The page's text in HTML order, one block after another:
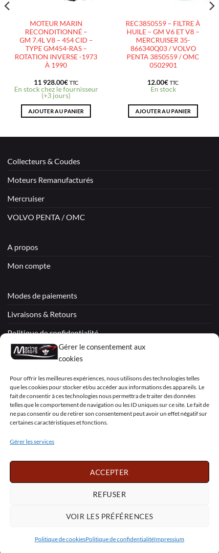
Gérer le consentement aux
cookies
Pour offrir les meilleures expériences, nous utilisons des technologies telles
que les cookies pour stocker et/ou accéder aux informations des appareils. Le
fait de consentir à ces technologies nous permettra de traiter des données
telles que le comportement de navigation ou les ID uniques sur ce site. Le fait de
ne pas consentir ou de retirer son consentement peut avoir un effet négatif sur
certaines caractéristiques et fonctions.
Gérer les services
ACCEPTER
REFUSER
VOIR LES PRÉFÉRENCES
Politique de cookiesPolitique de confidentialitéImpressium
MOTEUR MARIN
RECONDITIONNÉ –
GM 7.4L V8 – 454 CID –
TYPE GM454-RAS –
ROTATION INVERSE -1973
À 1990
11 928.00€ TTC
En stock chez le fournisseur
(+3 jours)
AJOUTER AU PANIER
REC3850559 – FILTRE À
HUILE – GM V6 ET V8 –
MERCRUISER 35-
866340Q03 / VOLVO
PENTA 3850559 / OMC
0502901
12.00€ TTC
En stock
AJOUTER AU PANIER
Collecteurs & Coudes
Moteurs Remanufacturés
Mercruiser
VOLVO PENTA / OMC
A propos
Mon compte
Modes de paiements
Livraisons & Retours
Politique de confidentialité
Mentions légales
Déclaration de confidentialité (UE)
Visa PayPal
English Deutsch